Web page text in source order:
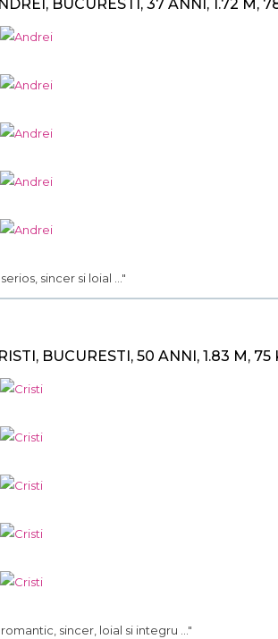
BUCURESTI, 37 ANNI, 1.72 M,
serios, sincer si loial ..."
BUCURESTI, 50 ANNI, 1.83 M, 75
romantic, sincer, loial si integru ..."